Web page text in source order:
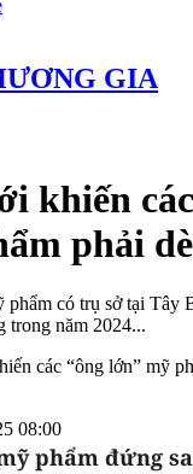
GIA
khiến
phải
phẩm có trụ sở tại Tây
trong năm 2024...
08:00
phẩm đứng